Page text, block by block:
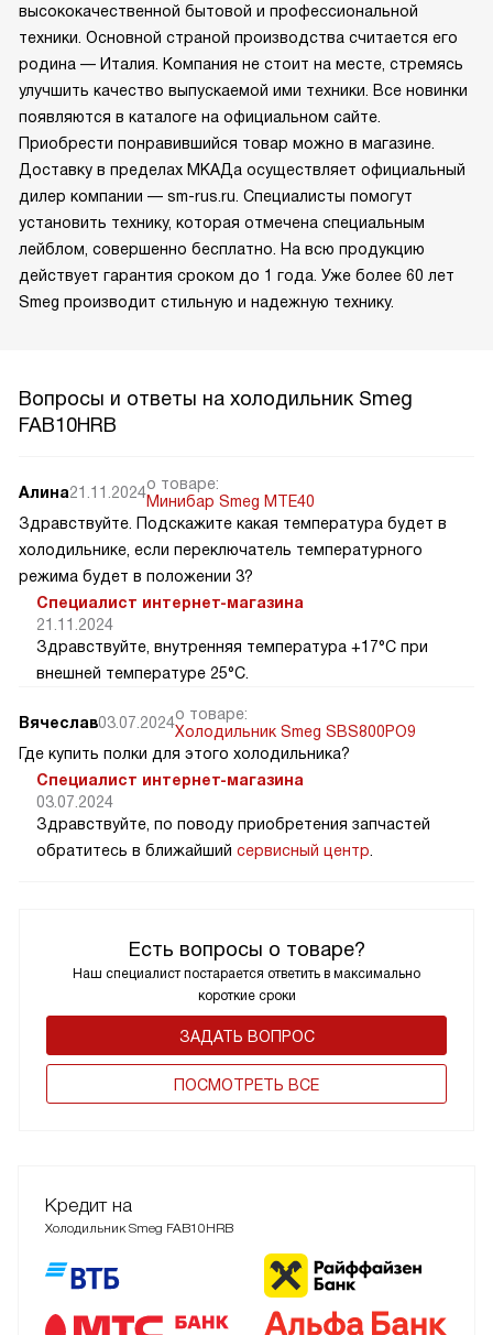
высококачественной бытовой и профессиональной
техники. Основной страной производства считается его
родина — Италия. Компания не стоит на месте, стремясь
улучшить качество выпускаемой ими техники. Все новинки
появляются в каталоге на официальном сайте.
Приобрести понравившийся товар можно в магазине.
Доставку в пределах МКАДа осуществляет официальный
дилер компании — sm-rus.ru. Специалисты помогут
установить технику, которая отмечена специальным
лейблом, совершенно бесплатно. На всю продукцию
действует гарантия сроком до 1 года. Уже более 60 лет
Smeg производит стильную и надежную технику.
Вопросы и ответы на холодильник Smeg
FAB10HRB
Есть вопросы о товаре?
Наш специалист постарается ответить в максимально
короткие сроки
ЗАДАТЬ ВОПРОС
ПОCМОТРЕТЬ ВСЕ
Алина21.11.2024о товаре:
Минибар Smeg MTE40
Здравствуйте. Подскажите какая температура будет в
холодильнике, если переключатель температурного
режима будет в положении 3?
Специалист интернет-магазина
21.11.2024
Здравствуйте, внутренняя температура +17°C при
внешней температуре 25°C.
Вячеслав03.07.2024о товаре:
Холодильник Smeg SBS800PO9
Где купить полки для этого холодильника?
Специалист интернет-магазина
03.07.2024
Здравствуйте, по поводу приобретения запчастей
обратитесь в ближайший сервисный центр
Кредит на
Холодильник Smeg FAB10HRB